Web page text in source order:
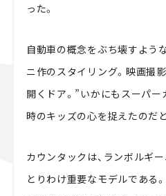
った。
自動車の概念をぶち壊すよう
ニ作のスタイリング。映画撮
開くドア。”いかにもスーパ
時のキッズの心を捉えたのだと
カウンタックは、ランボルギ
とりわけ重要なモデルである